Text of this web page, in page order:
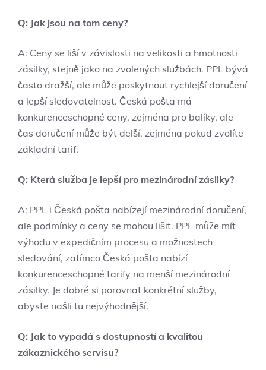
Q: Jak jsou na tom ceny?
A: Ceny se liší v závislosti na velikosti a hmotnosti
zásilky, stejně jako na zvolených službách. PPL bývá
často dražší, ale může poskytnout rychlejší doručení
a lepší sledovatelnost. Česká pošta má
konkurenceschopné ceny, zejména pro balíky, ale
čas doručení může být delší, zejména pokud zvolíte
základní tarif.
Q: Která služba je lepší pro mezinárodní zásilky?
A: PPL i Česká pošta nabízejí mezinárodní doručení,
ale podmínky a ceny se mohou lišit. PPL může mít
výhodu v expedičním procesu a možnostech
sledování, zatímco Česká pošta nabízí
konkurenceschopné tarify na menší mezinárodní
zásilky. Je dobré si porovnat konkrétní služby,
abyste našli tu nejvýhodnější.
Q: Jak to vypadá s dostupností a kvalitou
zákaznického servisu?